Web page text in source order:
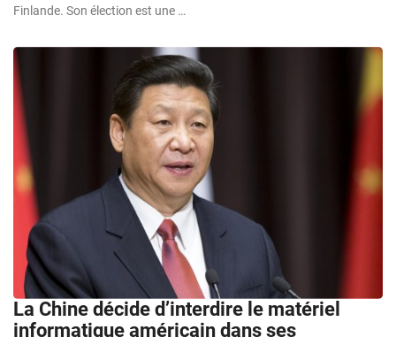
Finlande. Son élection est une …
La Chine décide d’interdire le matériel
informatique américain dans ses